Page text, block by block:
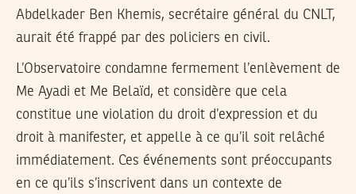
Abdelkader Ben Khemis, secrétaire général du CNLT,
aurait été frappé par des policiers en civil.
L’Observatoire condamne fermement l’enlèvement de
Me Ayadi et Me Belaïd, et considère que cela
constitue une violation du droit d’expression et du
droit à manifester, et appelle à ce qu’il soit relâché
immédiatement. Ces événements sont préoccupants
en ce qu’ils s’inscrivent dans un contexte de